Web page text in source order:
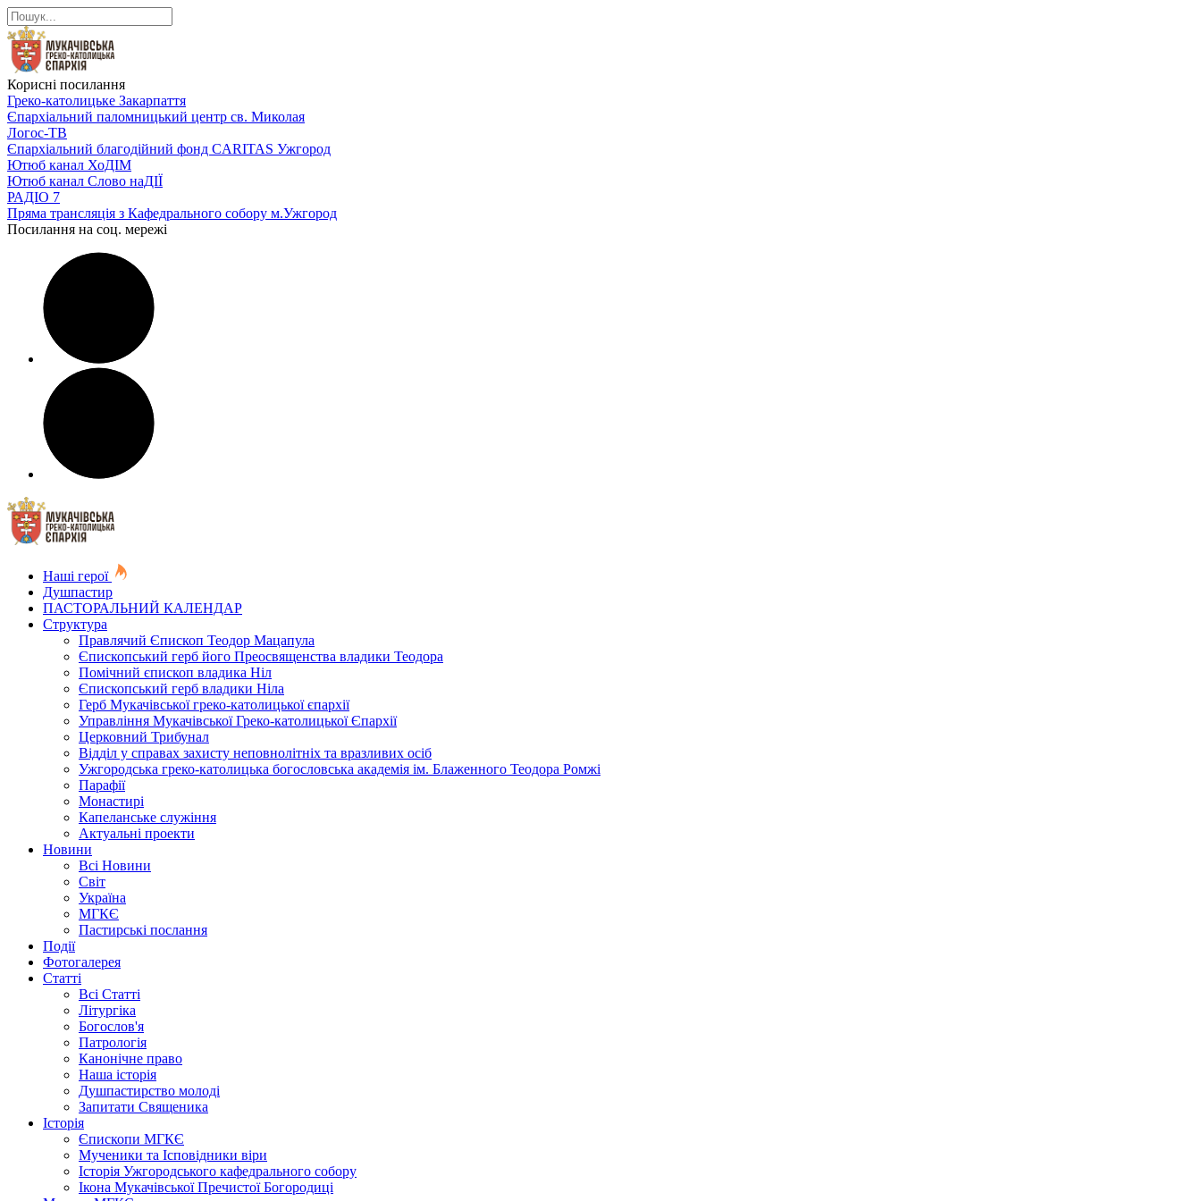
Корисні посилання
Греко-католицьке Закарпаття
Єпархіальний паломницький центр св. Миколая
Логос-ТВ
Єпархіальний благодійний фонд CARITAS Ужгород
Ютюб канал ХоДІМ
Ютюб канал Слово наДІЇ
РАДІО 7
Пряма трансляція з Кафедрального собору м.Ужгород
Посилання на соц. мережі
Наші герої
Душпастир
ПАСТОРАЛЬНИЙ КАЛЕНДАР
Структура
Правлячий Єпископ Теодор Мацапула
Єпископський герб його Преосвященства владики Теодора
Помічний єпископ владика Ніл
Єпископський герб владики Ніла
Герб Мукачівської греко-католицької єпархії
Управління Мукачівської Греко-католицької Єпархії
Церковний Трибунал
Відділ у справах захисту неповнолітніх та вразливих осіб
Ужгородська греко-католицька богословська академія ім. Блаженного Теодора Ромжі
Парафії
Монастирі
Капеланське служіння
Актуальні проекти
Новини
Всі Новини
Світ
Україна
МГКЄ
Пастирські послання
Події
Фотогалерея
Статті
Всі Статті
Літургіка
Богослов'я
Патрологія
Канонічне право
Наша історія
Душпастирство молоді
Запитати Священика
Історія
Єпископи МГКЄ
Мученики та Ісповідники віри
Історія Ужгородського кафедрального собору
Ікона Мукачівської Пречистої Богородиці